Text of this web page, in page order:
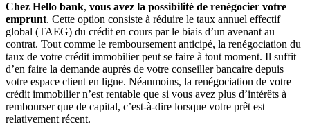
Chez Hello bank, vous avez la possibilité de renégocier votre
emprunt. Cette option consiste à réduire le taux annuel effectif
global (TAEG) du crédit en cours par le biais d’un avenant au
contrat. Tout comme le remboursement anticipé, la renégociation du
taux de votre crédit immobilier peut se faire à tout moment. Il suffit
d’en faire la demande auprès de votre conseiller bancaire depuis
votre espace client en ligne. Néanmoins, la renégociation de votre
crédit immobilier n’est rentable que si vous avez plus d’intérêts à
rembourser que de capital, c’est-à-dire lorsque votre prêt est
relativement récent.